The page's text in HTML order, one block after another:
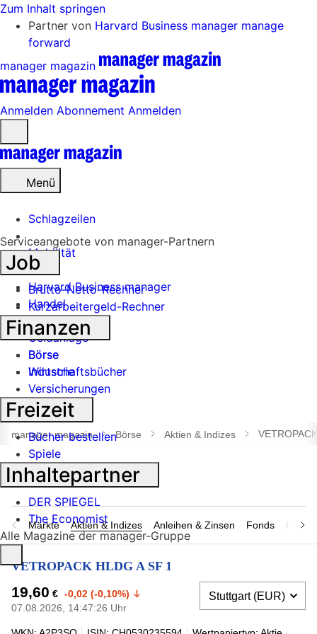
Zum Inhalt springen
Partner von Harvard Business manager manage
forward
manager magazin
Anmelden Abonnement Anmelden
öffnen
Menü
Schlagzeilen
Mobilität
Tech
Harvard Business manager
Handel
Banken
Geldanlage
Börse
Industrie
Suche
öffnen
manager magazin Börse Aktien & Indizes
Märkte Aktien & Indizes Anleihen & Zinsen Fonds
VETROPACK HLDG A SF 1
19,60 € -0,02 (-0,10%)
07.08.2026, 14:47:26 Uhr
Serviceangebote von manager-Partnern
Job
Brutto-Netto-Rechner
Kurzarbeitergeld-Rechner
Finanzen
Börse
Wirtschaftsbücher
Versicherungen
Freizeit
Bücher bestellen
Spiele
Inhaltepartner
DER SPIEGEL
The Economist
Alle Magazine der manager-Gruppe